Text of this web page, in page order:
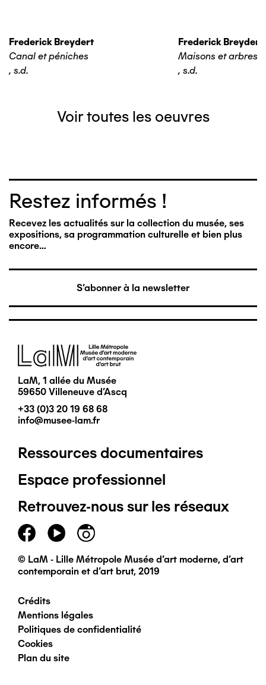
Frederick Breydert
Canal et péniches
, s.d.
Frederick Breydert
Maisons et arbres
, s.d.
Voir toutes les oeuvres
Restez informés !
Recevez les actualités sur la collection du musée, ses
expositions, sa programmation culturelle et bien plus
encore…
S'abonner à la newsletter
Image
LaM, 1 allée du Musée
59650 Villeneuve d'Ascq
+33 (0)3 20 19 68 68
info@musee-lam.fr
Pied
de
page
principal
Ressources documentaires
Espace professionnel
Retrouvez-nous sur les réseaux
© LaM - Lille Métropole Musée d'art moderne, d'art
contemporain et d'art brut, 2019
Pied
de
page
Crédits
Mentions légales
Politiques de confidentialité
Cookies
Plan du site